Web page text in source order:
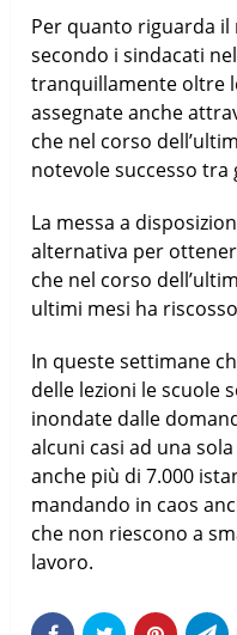
Per quanto riguarda
secondo i sindacati
tranquillamente oltre
assegnate anche
che nel corso
notevole successo
La messa a
alternativa per
che nel corso
ultimi mesi ha
In queste settimane
delle lezioni le scuole
inondate dalle
alcuni casi ad una
anche più di 7.000
mandando in caos
che non riescono a
lavoro.